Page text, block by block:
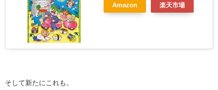
Amazon 楽天市場
そして新たにこれも。